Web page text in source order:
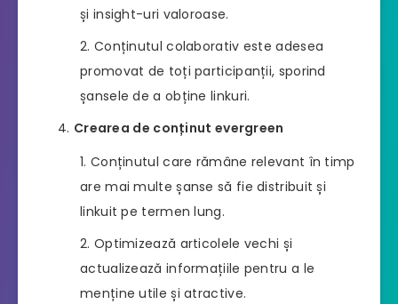
și insight-uri valoroase.
Conținutul colaborativ este adesea
promovat de toți participanții, sporind
șansele de a obține linkuri.
Crearea de conținut evergreen
Conținutul care rămâne relevant în timp
are mai multe șanse să fie distribuit și
linkuit pe termen lung.
Optimizează articolele vechi și
actualizează informațiile pentru a le
menține utile și atractive.